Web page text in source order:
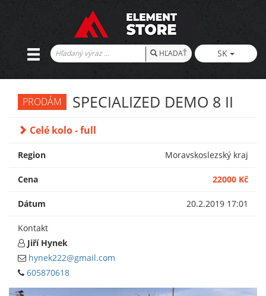
HĽADAŤ SK
PRODÁM SPECIALIZED DEMO 8 II
Celé kolo - full
Region Moravskoslezský kraj
Cena 22000 Kč
Dátum 20.2.2019 17:01
Kontakt
Jiří Hynek
hynek222@gmail.com
605870618